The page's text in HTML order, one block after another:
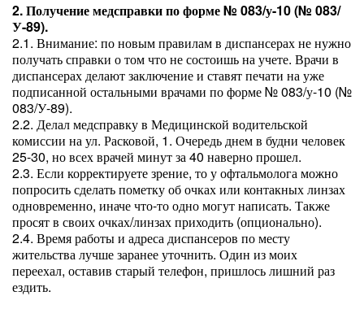
2. Получение медсправки по форме № 083/у-10 (№ 083/
У-89).
2.1. Внимание: по новым правилам в диспансерах не нужно
получать справки о том что не состоишь на учете. Врачи в
диспансерах делают заключение и ставят печати на уже
подписанной остальными врачами по форме № 083/у-10 (№
083/У-89).
2.2. Делал медсправку в Медицинской водительской
комиссии на ул. Расковой, 1. Очередь днем в будни человек
25-30, но всех врачей минут за 40 наверно прошел.
2.3. Если корректируете зрение, то у офтальмолога можно
попросить сделать пометку об очках или контакных линзах
одновременно, иначе что-то одно могут написать. Также
просят в своих очках/линзах приходить (опционально).
2.4. Время работы и адреса диспансеров по месту
жительства лучше заранее уточнить. Один из моих
переехал, оставив старый телефон, пришлось лишний раз
ездить.